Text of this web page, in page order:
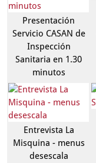
Presentación
Servicio CASAN de
Inspección
Sanitaria en 1.30
minutos
Entrevista La
Misquina - menus
desescala